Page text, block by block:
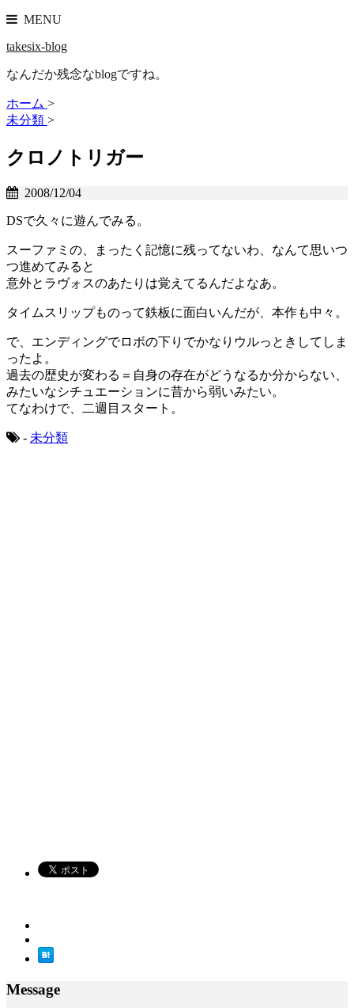
MENU
takesix-blog
なんだか残念なblogですね。
ホーム >
未分類 >
クロノトリガー
2008/12/04
DSで久々に遊んでみる。
スーファミの、まったく記憶に残ってないわ、なんて思いつ
つ進めてみると
意外とラヴォスのあたりは覚えてるんだよなあ。
タイムスリップものって鉄板に面白いんだが、本作も中々。
で、エンディングでロボの下りでかなりウルっときしてしま
ったよ。
過去の歴史が変わる＝自身の存在がどうなるか分からない、
みたいなシチュエーションに昔から弱いみたい。
てなわけで、二週目スタート。
- 未分類
Message